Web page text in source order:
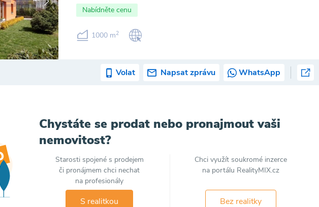
Nabídněte cenu
1000 m2
Volat Napsat zprávu WhatsApp
Chystáte se prodat nebo pronajmout vaši
nemovitost?
Starosti spojené s prodejem
či pronájmem chci nechat
na profesionály
S realitkou
Chci využít soukromé inzerce
na portálu RealityMIX.cz
Bez realitky